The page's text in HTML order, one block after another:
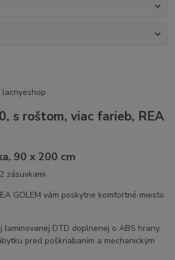
s roštom, viac farieb, REA
90 x 200 cm
zásuvkami
GOLEM vám poskytne komfortné miesto
DTD doplnenej o ABS hrany,
pred poškriabaním a mechanickým